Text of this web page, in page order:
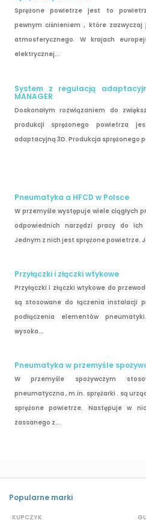
Sprężone powietrze jest to
pewnym ciśnieniem , które
atmosferycznego. W krajach
elektrycznej...
System z regulacją
MANAGER
Doskonałym rozwiązaniem do
produkcji sprężonego powietrza
adaptacyjną 3D. Produkcja sprężonego
Pneumatyka a HFCD w Polsce
W przemyśle występuje wiele ciągłych
odpowiednich narzędzi pracy do ich
Jednym z nich jest sprężone powietrze.
Przyłączki i złączki wtykowe
Przyłączki i złączki wtykowe do
są stosowane do łączenia instalacji
podłączenia elementów
wysoka...
Pneumatyka w przemyśle
W przemyśle spożywczym
pneumatyczna , m.in. sprężarki . są
sprężone powietrze. Następuje w
zassanego z...
Popularne marki
KUPCZYK